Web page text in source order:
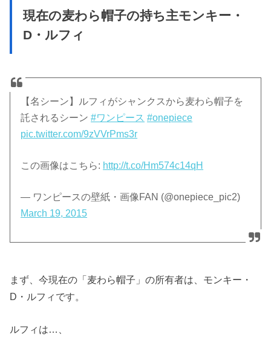
現在の麦わら帽子の持ち主モンキー・
D・ルフィ
【名シーン】ルフィがシャンクスから麦わら帽子を
託されるシーン#ワンピース #onepiece
pic.twitter.com/9zVVrPms3r
この画像はこちら: http://t.co/Hm574c14qH
— ワンピースの壁紙・画像FAN (@onepiece_pic2)
March 19, 2015
まず、今現在の「麦わら帽子」の所有者は、モンキー・
D・ルフィです。
ルフィは…、